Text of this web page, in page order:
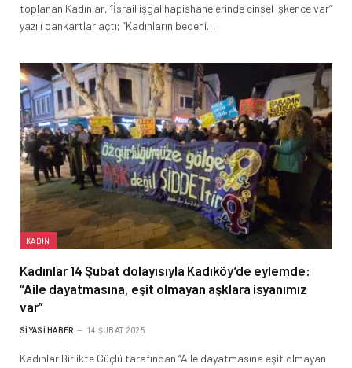
toplanan Kadınlar, “İsrail işgal hapishanelerinde cinsel işkence var”
yazılı pankartlar açtı; “Kadınların bedeni…
KADIN
Kadınlar 14 Şubat dolayısıyla Kadıköy’de eylemde:
“Aile dayatmasına, eşit olmayan aşklara isyanımız
var”
SIYASI HABER 14 ŞUBAT 2025
Kadınlar Birlikte Güçlü tarafından “Aile dayatmasına eşit olmayan